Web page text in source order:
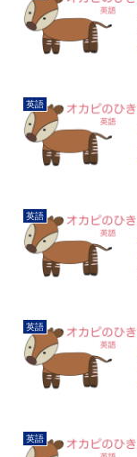
英語
英語
英語
英語